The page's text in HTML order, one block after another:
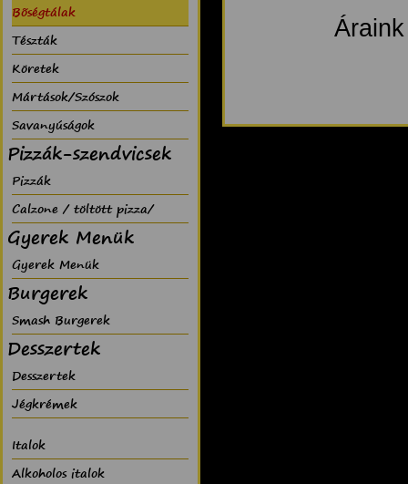
Bõségtálak
Tészták
Köretek
Mártások/Szószok
Savanyúságok
Pizzák-szendvicsek
Pizzák
Calzone / töltött pizza/
Gyerek Menük
Gyerek Menük
Burgerek
Smash Burgerek
Desszertek
Desszertek
Jégkrémek
Italok
Alkoholos italok